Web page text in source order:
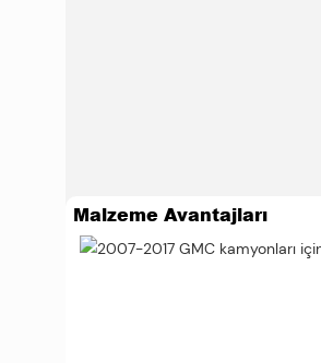
Malzeme Avantajları